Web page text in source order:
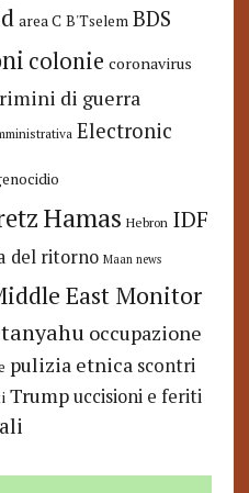
area C B'Tselem BDS
colonie coronavirus
di guerra
Electronic
Hamas Hebron IDF
del ritorno Maan news
East Monitor
occupazione
pulizia etnica scontri
Trump uccisioni e feriti